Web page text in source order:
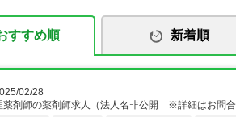
すすめ順 新着順
02/28
薬剤師の薬剤師求人（法人名非公開 ※詳細はお問合